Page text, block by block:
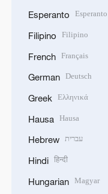
Esperanto Esperanto
Filipino Filipino
French Français
German Deutsch
Greek Ελληνικά
Hausa Hausa
Hebrew עברית
Hindi हिन्दी
Hungarian Magyar